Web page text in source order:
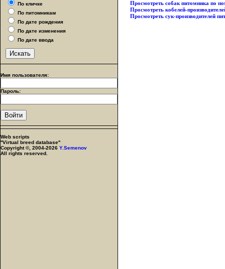
По кличке
По питомникам
По дате рождения
По дате изменения
По дате ввода
Имя пользователя:
Пароль:
Web scripts
''Virtual breed database''
Copyright ©, 2004-2026 Y.Semenov
All rights reserved.
Просмотреть собак питомника по
Просмотреть кобелей-
Просмотреть сук-производителей